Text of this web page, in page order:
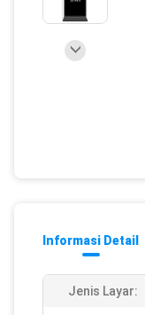
Informasi Detail
Jenis Layar: